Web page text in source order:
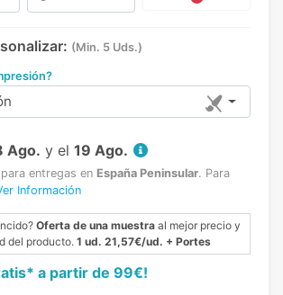
(Min. 5 Uds.)
Ago. y el 19 Ago.
entregas en España Peninsular. Para
Información
Oferta de una muestra al mejor precio y
del producto. 1 ud. 21,57€/ud. + Portes
a partir de 99€!